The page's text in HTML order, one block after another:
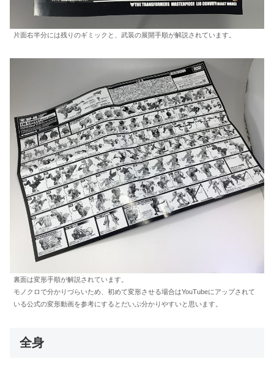
片面右半分には残りのギミックと、武装の展開手順が解説されています。
裏面は変形手順が解説されています。
モノクロで分かりづらいため、初めて変形させる場合はYouTubeにアップされて
いる公式の変形動画を参考にするとだいぶ分かりやすいと思います。
全身